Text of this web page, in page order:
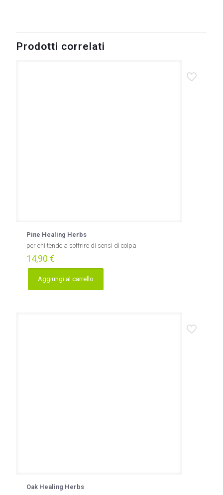
Prodotti correlati
Pine Healing Herbs
per chi tende a soffrire di sensi di colpa
14,90 €
Aggiungi al carrello
Oak Healing Herbs